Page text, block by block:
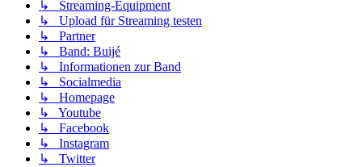
↳ Streaming-Equipment
↳ Upload für Streaming testen
↳ Partner
↳ Band: Buijé
↳ Informationen zur Band
↳ Socialmedia
↳ Homepage
↳ Youtube
↳ Facebook
↳ Instagram
↳ Twitter